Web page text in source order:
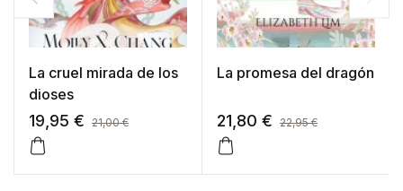
La cruel mirada de los
dioses
19,95 € 21,00€
La promesa del dragón
21,80 € 22,95€